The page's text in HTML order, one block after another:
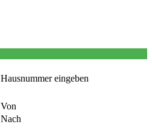
Hausnummer eingeben
Von
Nach